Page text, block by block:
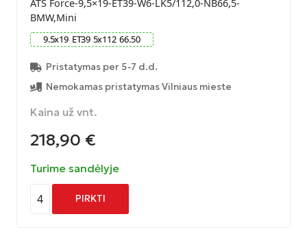
ATS Force-9,5×19-ET39-W6-LK5/112,0-NB66,5-
BMW,Mini
9.5x19 ET39 5x112 66.50
Pristatymas per 5-7 d.d.
Nemokamas pristatymas Vilniaus mieste
Kaina už vnt.
218,90 €
Turime sandėlyje
4 PIRKTI